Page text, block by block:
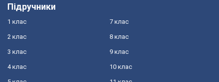
Підручники
1 клас
2 клас
3 клас
4 клас
7 клас
8 клас
9 клас
10 клас